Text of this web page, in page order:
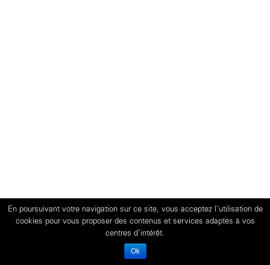
En poursuivant votre navigation sur ce site, vous acceptez l’utilisation de
cookies pour vous proposer des contenus et services adaptés à vos
centres d’intérêt.
Ok